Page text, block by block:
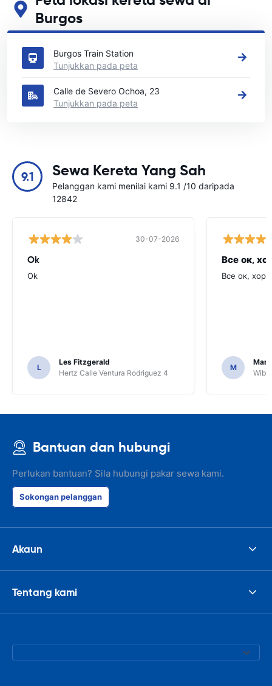
Burgos
Lihat lokasi sewa kereta utama kami di Burgos
Burgos Train Station
Tunjukkan pada peta
Calle de Severo Ochoa, 23
Tunjukkan pada peta
9.1 Sewa Kereta Yang Sah
Pelanggan kami menilai kami 9.1 /10 daripada
12842
30-07-2026
Ok
Ok
L
Les Fitzgerald
Hertz Calle Ventura Rodriguez 4
Все ок,
Все ок,
M
Bantuan dan hubungi
Perlukan bantuan? Sila hubungi pakar sewa kami.
Sokongan pelanggan
Akaun
Tentang kami